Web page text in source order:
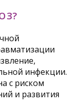
инфекции.
с риском
и развития